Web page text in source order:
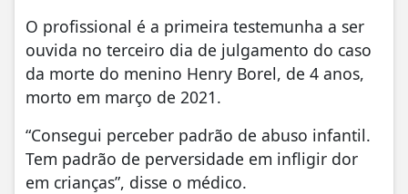
O profissional é a primeira testemunha a ser
ouvida no terceiro dia de julgamento do caso
da morte do menino Henry Borel, de 4 anos,
morto em março de 2021.
“Consegui perceber padrão de abuso infantil.
Tem padrão de perversidade em infligir dor
em crianças”, disse o médico.